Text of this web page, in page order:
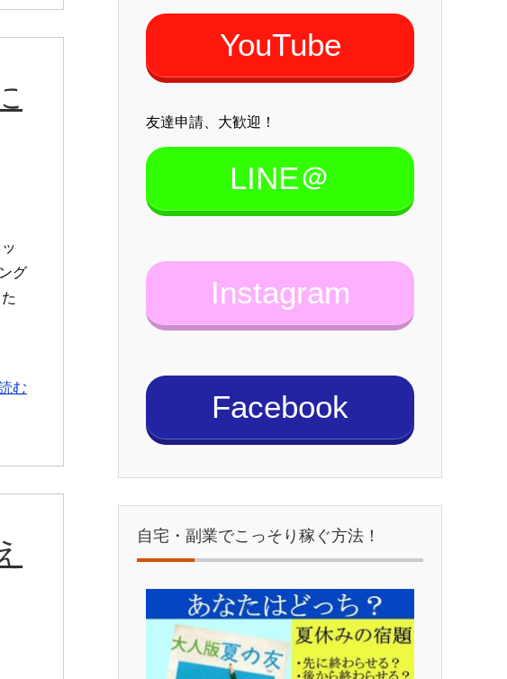
グ
む
YouTube
友達申請、大歓迎！
LINE＠
Instagram
Facebook
自宅・副業でこっそり稼ぐ方法！